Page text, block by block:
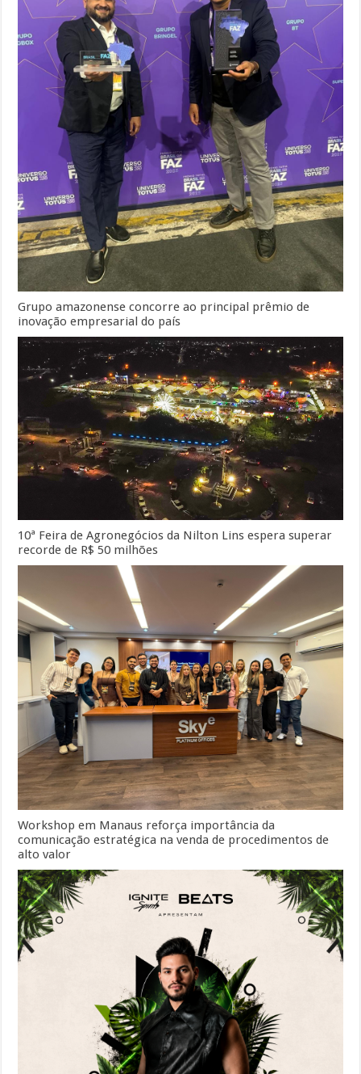
Grupo amazonense concorre ao principal prêmio de
inovação empresarial do país
10ª Feira de Agronegócios da Nilton Lins espera superar
recorde de R$ 50 milhões
Workshop em Manaus reforça importância da
comunicação estratégica na venda de procedimentos de
alto valor